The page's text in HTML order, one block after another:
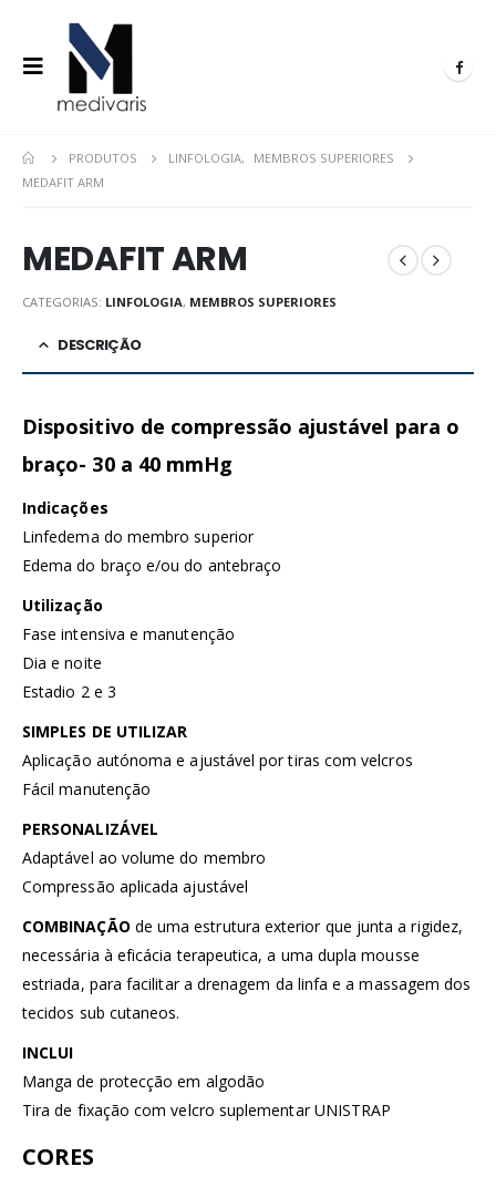
PRODUTOS LINFOLOGIA,
MEMBROS SUPERIORES
MEDAFIT ARM
MEDAFIT ARM
CATEGORIAS: LINFOLOGIA, MEMBROS SUPERIORES
DESCRIÇÃO
Dispositivo de compressão ajustável para o
braço- 30 a 40 mmHg
Indicações
Linfedema do membro superior
Edema do braço e/ou do antebraço
Utilização
Fase intensiva e manutenção
Dia e noite
Estadio 2 e 3
SIMPLES DE UTILIZAR
Aplicação autónoma e ajustável por tiras com velcros
Fácil manutenção
PERSONALIZÁVEL
Adaptável ao volume do membro
Compressão aplicada ajustável
COMBINAÇÃO de uma estrutura exterior que junta a rigidez,
necessária à eficácia terapeutica, a uma dupla mousse
estriada, para facilitar a drenagem da linfa e a massagem dos
tecidos sub cutaneos.
INCLUI
Manga de protecção em algodão
Tira de fixação com velcro suplementar UNISTRAP
CORES